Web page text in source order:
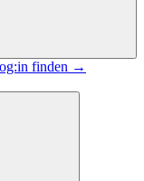
finden →